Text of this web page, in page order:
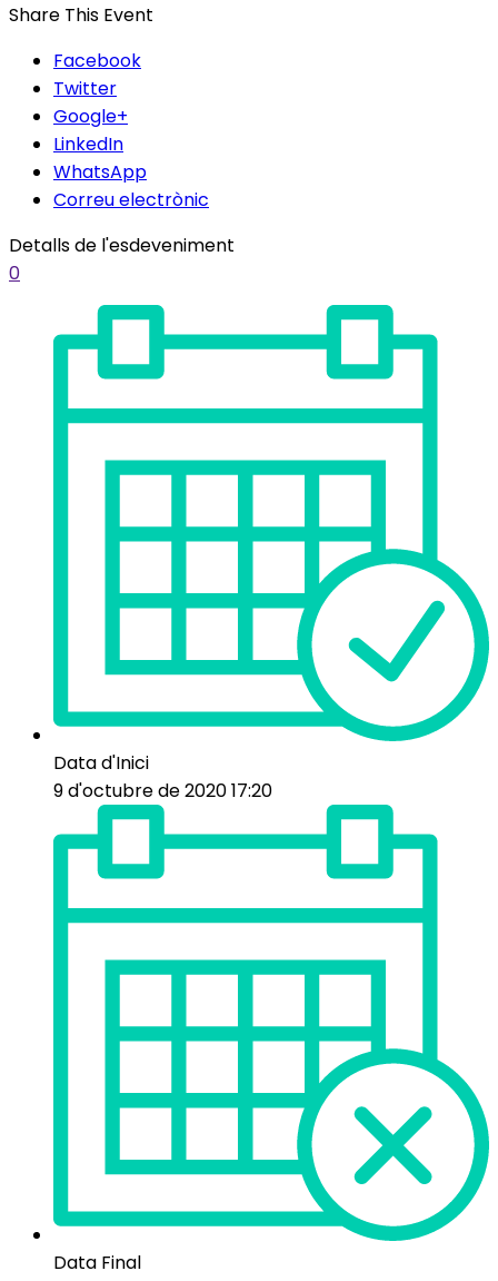
Share This Event
Facebook
Twitter
Google+
LinkedIn
WhatsApp
Correu electrònic
Detalls de l'esdeveniment
0
Data d'Inici
9 d'octubre de 2020 17:20
Data Final